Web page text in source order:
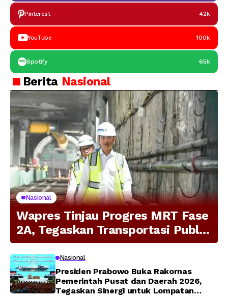
Pinterest 42k
YouTube 100k
Spotify 65k
Berita Nasional
Nasional
Wapres Tinjau Progres MRT Fase
2A, Tegaskan Transportasi Publik
Modern Jadi Prioritas Nasional
Nasional
Presiden Prabowo Buka Rakornas
Pemerintah Pusat dan Daerah 2026,
Tegaskan Sinergi untuk Lompatan